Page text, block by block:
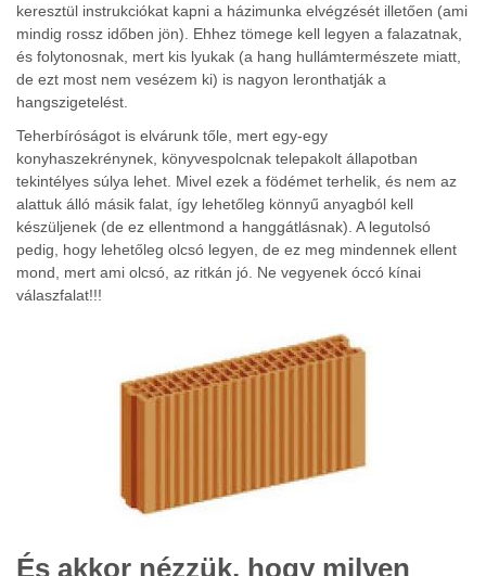
keresztül instrukciókat kapni a házimunka elvégzését illetően (ami
mindig rossz időben jön). Ehhez tömege kell legyen a falazatnak,
és folytonosnak, mert kis lyukak (a hang hullámtermészete miatt,
de ezt most nem vesézem ki) is nagyon leronthatják a
hangszigetelést.
Teherbíróságot is elvárunk tőle, mert egy-egy
konyhaszekrénynek, könyvespolcnak telepakolt állapotban
tekintélyes súlya lehet. Mivel ezek a födémet terhelik, és nem az
alattuk álló másik falat, így lehetőleg könnyű anyagból kell
készüljenek (de ez ellentmond a hanggátlásnak). A legutolsó
pedig, hogy lehetőleg olcsó legyen, de ez meg mindennek ellent
mond, mert ami olcsó, az ritkán jó. Ne vegyenek óccó kínai
válaszfalat!!!
És akkor nézzük, hogy milyen